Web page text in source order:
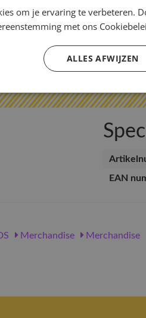
EAN
Merchandise Merchandise
om je ervaring te verbeteren.
met ons
ALLES AFWIJZEN